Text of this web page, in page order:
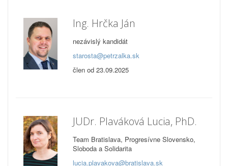
Ing. Hrčka Ján
nezávislý kandidát
starosta@petrzalka.sk
člen od 23.09.2025
JUDr. Plaváková Lucia, PhD.
Team Bratislava, Progresívne Slovensko,
Sloboda a Solidarita
lucia.plavakova@bratislava.sk